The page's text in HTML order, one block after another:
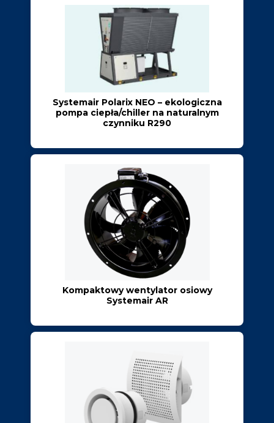
Systemair Polarix NEO – ekologiczna
pompa ciepła/chiller na naturalnym
czynniku R290
Kompaktowy wentylator osiowy
Systemair AR